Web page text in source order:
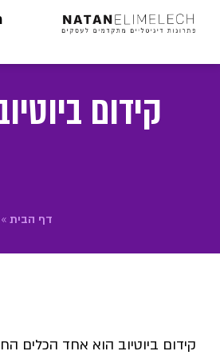
קידום
דף הבית »
קידום ביוטיוב הוא אחד הכלים